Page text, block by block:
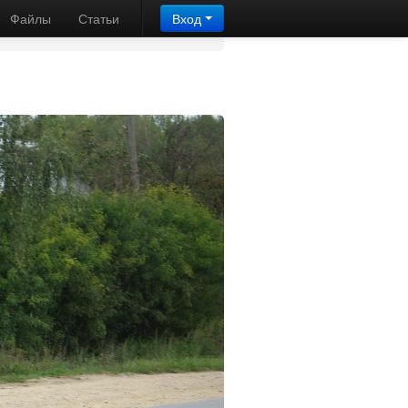
Вход
Файлы Статьи
Верея - Можайск